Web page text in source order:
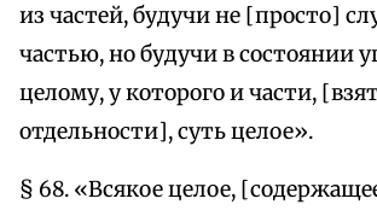
из частей, будучи не [просто]
частью, но будучи в состоянии
целому, у которого и части,
отдельности], суть целое».
§ 68. «Всякое целое,